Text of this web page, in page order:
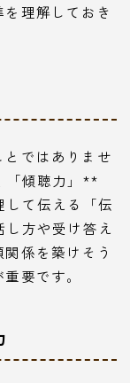
理解しておき
ではありませ
「傾聴力」**
て伝える「伝
方や受け答え
係を築けそう
要です。